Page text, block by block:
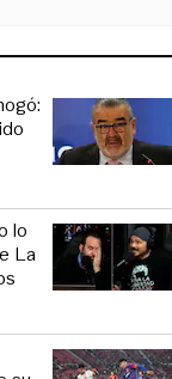
lo
La